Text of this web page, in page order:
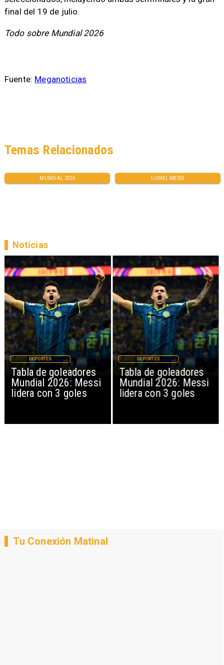
final del 19 de julio.
Todo sobre Mundial 2026
Fuente: Meganoticias
MUNDIAL 2026 LIONEL MESSI
Temas Relacionados
Tabla de goleadores
Mundial 2026: Messi
lidera con 3 goles
DEPORTES
Tabla de goleadores
Mundial 2026: Messi
lidera con 3 goles
DEPORTES
Noticias
Tu Conexión Matinal